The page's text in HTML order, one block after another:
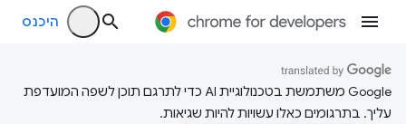
היכנס
‫Google משתמשת בטכנולוגיית AI כדי לתרגם תוכן לשפה המועדפת
עליך. בתרגומים כאלו עשויות להיות שגיאות.